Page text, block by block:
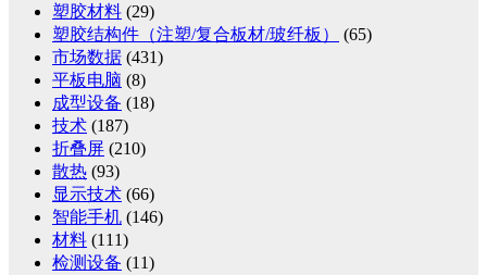
塑胶材料 (29)
塑胶结构件（注塑/复合板材/玻纤板）
(65)
市场数据 (431)
平板电脑 (8)
成型设备 (18)
技术 (187)
折叠屏 (210)
散热 (93)
显示技术 (66)
智能手机 (146)
材料 (111)
检测设备 (11)